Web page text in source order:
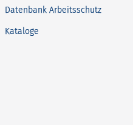
Datenbank Arbeitsschutz
Kataloge